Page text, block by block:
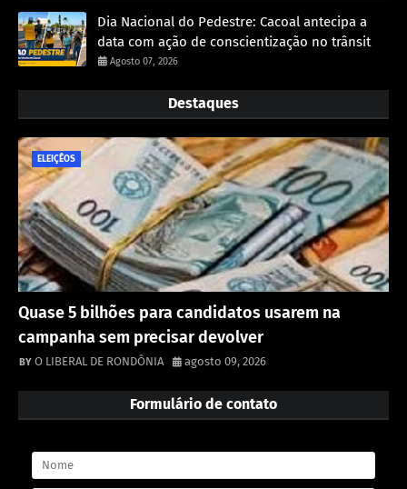
Dia Nacional do Pedestre: Cacoal antecipa a
data com ação de conscientização no trânsit
Agosto 07, 2026
Destaques
ELEIÇÊOS
Quase 5 bilhões para candidatos usarem na
campanha sem precisar devolver
O LIBERAL DE RONDÔNIA agosto 09, 2026
Formulário de contato